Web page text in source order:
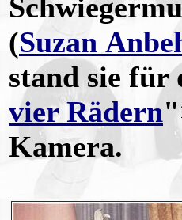
(Suzan
stand sie
vier Rädern"
Kamera.